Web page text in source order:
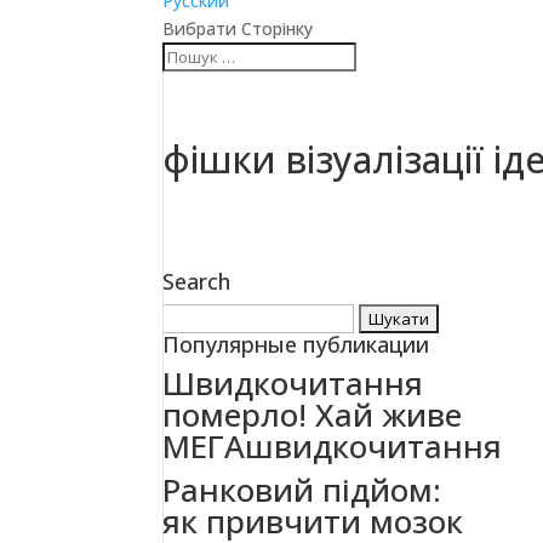
Вибрати Сторінку
фішки візуалізації
Search
Популярные публикации
Швидкочитання
померло! Хай живе
МЕГАшвидкочитання
Ранковий підйом:
як привчити мозок